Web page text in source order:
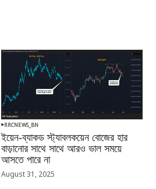
RRCNEWS_BN
ইয়েন-ব্যাকড স্ট্যাবলকয়েন বোজের হার
বাড়ানোর সাথে সাথে আরও ভাল সময়ে
আসতে পারে না
August 31, 2025